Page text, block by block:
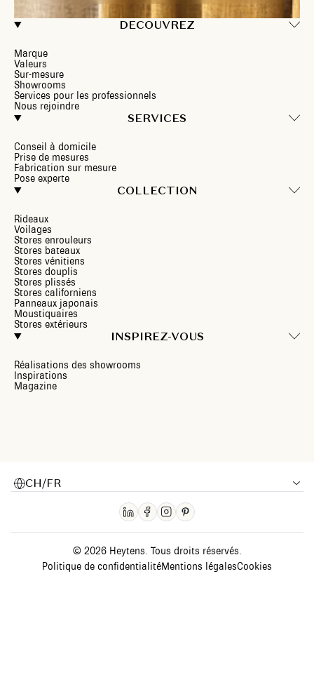
DECOUVREZ
Marque
Valeurs
Sur-mesure
Showrooms
Services pour les professionnels
Nous rejoindre
SERVICES
Conseil à domicile
Prise de mesures
Fabrication sur mesure
Pose experte
COLLECTION
Rideaux
Voilages
Stores enrouleurs
Stores bateaux
Stores vénitiens
Stores douplis
Stores plissés
Stores californiens
Panneaux japonais
Moustiquaires
Stores extérieurs
INSPIREZ-VOUS
Réalisations des showrooms
Inspirations
Magazine
CH/FR
© 2026 Heytens. Tous droits réservés.
Politique de confidentialitéMentions légalesCookies